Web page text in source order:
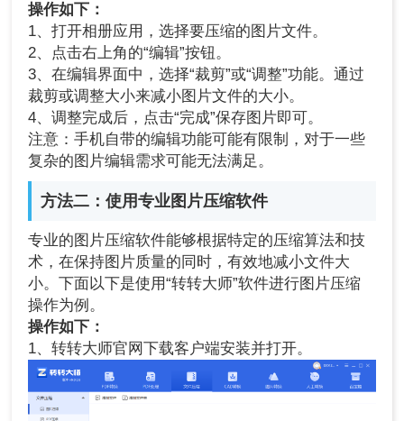
操作如下：
1、打开相册应用，选择要压缩的图片文件。
2、点击右上角的“编辑”按钮。
3、在编辑界面中，选择“裁剪”或“调整”功能。通过
裁剪或调整大小来减小图片文件的大小。
4、调整完成后，点击“完成”保存图片即可。
注意：手机自带的编辑功能可能有限制，对于一些
复杂的图片编辑需求可能无法满足。
方法二：使用专业图片压缩软件
专业的图片压缩软件能够根据特定的压缩算法和技
术，在保持图片质量的同时，有效地减小文件大
小。下面以下是使用“转转大师”软件进行图片压缩
操作为例。
操作如下：
1、转转大师官网下载客户端安装并打开。